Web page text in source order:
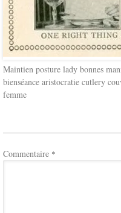
Maintien posture lady bonnes
bienséance aristocratie cutlery
femme
Commentaire *